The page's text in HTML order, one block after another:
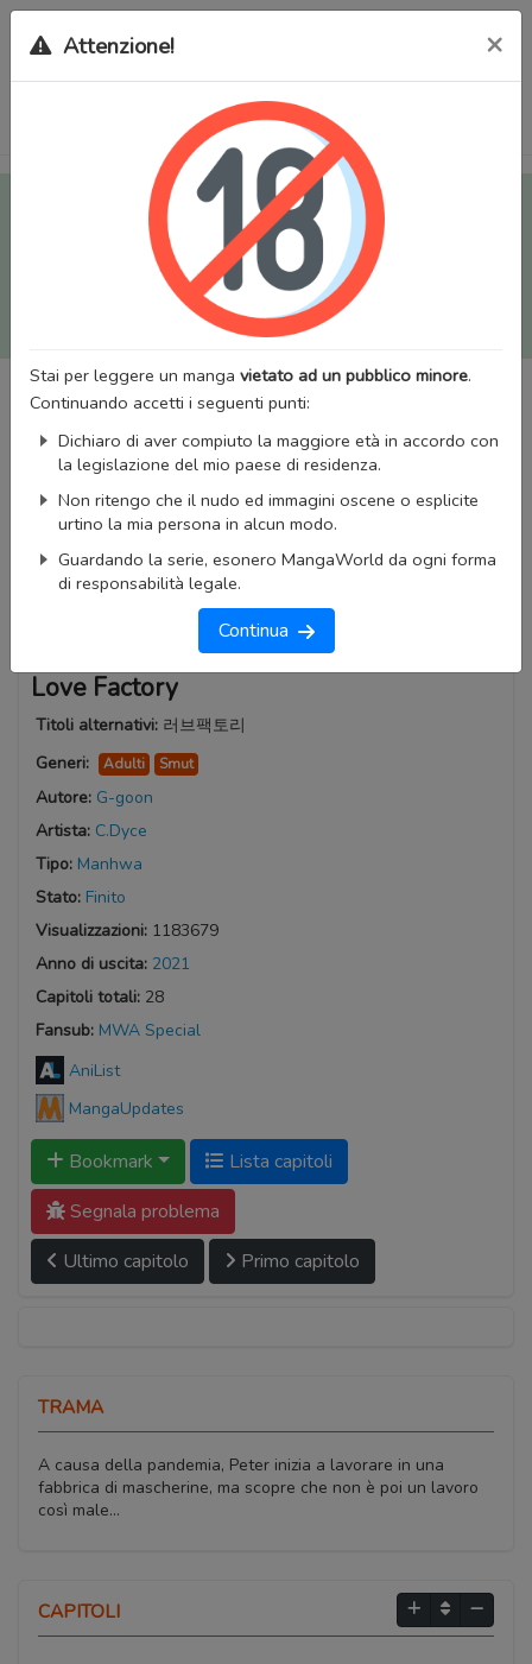
Tutti i Doujinshi e Manga per adulti (+18) sono stati trasferiti
sul nostro nuovo sito (
mangaworldadult.net
); invece, per i
Manga classici, puoi utilizzare
MangaWorld
Potrai effettuare illogincon il tuo account di MangaWorld
tutti i dati sono condivisi tra i due siti,
perderai alcun dato, inclusi bookmarks e premium
Attenzione! ×
Stai per leggere un manga vietato ad un pubblico minore.
Continuando accetti i seguenti punti:
Dichiaro di aver compiuto la maggiore età in accordo con
la legislazione del mio paese di residenza.
Non ritengo che il nudo ed immagini oscene o esplicite
urtino la mia persona in alcun modo.
Guardando la serie, esonero MangaWorld da ogni forma
di responsabilità legale.
Continua
Love Factory
Titoli alternativi: 러브팩토리
Generi:
Adulti Smut
Autore: G-goon
Artista: C.Dyce
Tipo: Manhwa
Stato: Finito
Visualizzazioni: 1183679
Anno di uscita: 2021
Capitoli totali: 28
Fansub: MWA Special
AniList
MangaUpdates
Bookmark
Lista capitoli
Segnala problema
Ultimo capitolo
Primo capitolo
TRAMA
A causa della pandemia, Peter inizia a lavorare in una
fabbrica di mascherine, ma scopre che non è poi un lavoro
così male...
CAPITOLI